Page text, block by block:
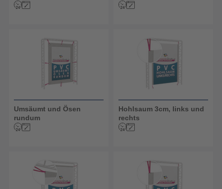
Umsäumt und Ösen
rundum
Hohlsaum 3cm, links und
rechts